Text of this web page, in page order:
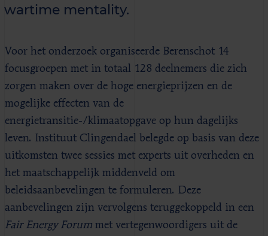
wartime mentality.
Voor het onderzoek organiseerde Berenschot 14
focusgroepen met in totaal 128 deelnemers die zich
zorgen maken over de hoge energieprijzen en de
mogelijke effecten van de
energietransitie-/klimaatopgave op hun dagelijks
leven. Instituut Clingendael belegde op basis van deze
uitkomsten twee sessies met experts uit overheden en
het maatschappelijk middenveld om
beleidsaanbevelingen te formuleren. Deze
aanbevelingen zijn vervolgens teruggekoppeld in een
Fair Energy Forum met vertegenwoordigers uit de